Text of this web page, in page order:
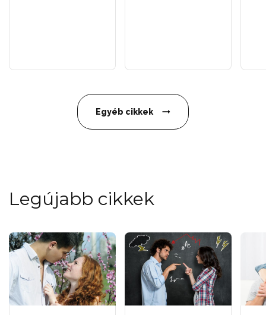
Egyéb cikkek
Legújabb cikkek